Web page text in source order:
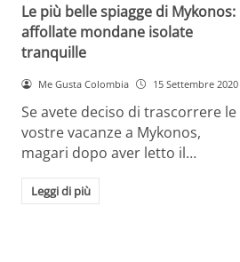
Le più belle spiagge di Mykonos:
affollate mondane isolate
tranquille
Me Gusta Colombia 15 Settembre 2020
Se avete deciso di trascorrere le
vostre vacanze a Mykonos,
magari dopo aver letto il…
Leggi di più